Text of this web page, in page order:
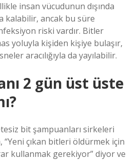
insan vücudunun dışında
kalabilir, ancak bu süre
riski vardır. Bitler
yoluyla kişiden kişiye bulaşır,
aracılığıyla da yayılabilir.
2 gün üst üste
bit şampuanları sirkeleri
çıkan bitleri öldürmek için
kullanmak gerekiyor” diyor ve